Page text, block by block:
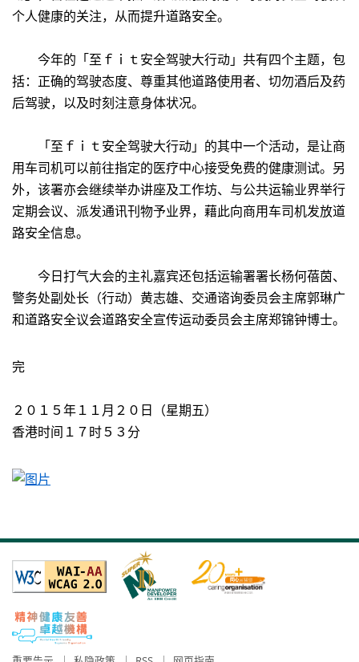
个人健康的关注，从而提升道路安全。
今年的「至ｆｉｔ安全驾驶大行动」共有四个主题，包
括：正确的驾驶态度、尊重其他道路使用者、切勿酒后及药
后驾驶，以及时刻注意身体状况。
「至ｆｉｔ安全驾驶大行动」的其中一个活动，是让商
用车司机可以前往指定的医疗中心接受免费的健康测试。另
外，该署亦会继续举办讲座及工作坊、与公共运输业界举行
定期会议、派发通讯刊物予业界，藉此向商用车司机发放道
路安全信息。
今日打气大会的主礼嘉宾还包括运输署署长杨何蓓茵、
警务处副处长（行动）黄志雄、交通谘询委员会主席郭琳广
和道路安全议会道路安全宣传运动委员会主席郑锦钟博士。
完
２０１５年１１月２０日（星期五）
香港时间１７时５３分